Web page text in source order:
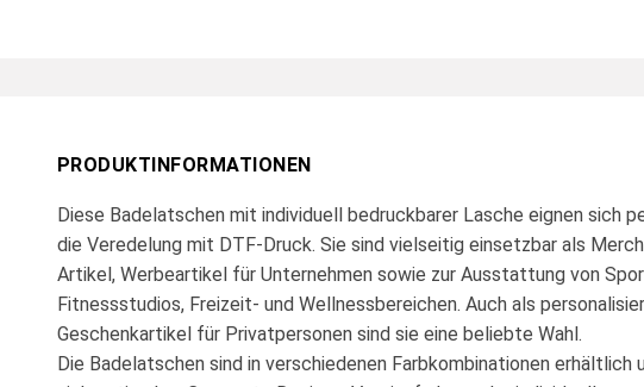
PRODUKTINFORMATIONEN
Diese Badelatschen mit individuell bedruckbarer Lasche eignen sich
die Veredelung mit DTF-Druck. Sie sind vielseitig einsetzbar als
Artikel, Werbeartikel für Unternehmen sowie zur Ausstattung von
Fitnessstudios, Freizeit- und Wellnessbereichen. Auch als
Geschenkartikel für Privatpersonen sind sie eine beliebte Wahl.
Die Badelatschen sind in verschiedenen Farbkombinationen erhältlich